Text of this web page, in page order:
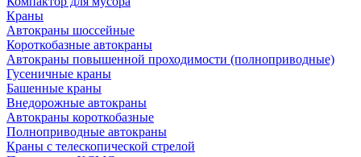
Краны
Автокраны шоссейные
Короткобазные автокраны
Автокраны повышенной проходимости (полноприводные)
Гусеничные краны
Башенные краны
Внедорожные автокраны
Автокраны короткобазные
Полноприводные автокраны
Краны с телескопической стрелой